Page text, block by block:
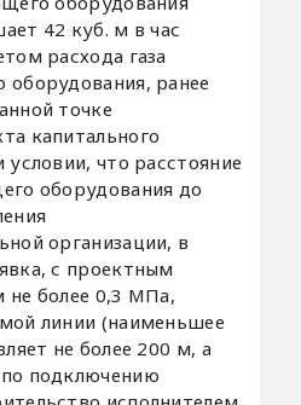
42 куб. м в час
расхода газа
оборудования, ранее
точке
капитального
что расстояние
оборудования до
организации, в
с проектным
не более 0,3 МПа,
линии (наименьшее
не более 200 м, а
подключению